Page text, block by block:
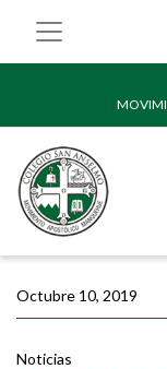
Octubre 10, 2019
Noticias